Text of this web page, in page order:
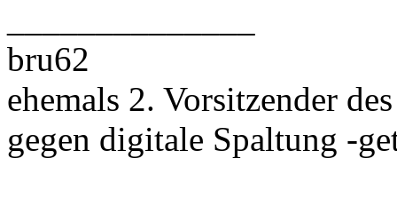
bru62
ehemals 2. Vorsitzender
gegen digitale Spaltung -